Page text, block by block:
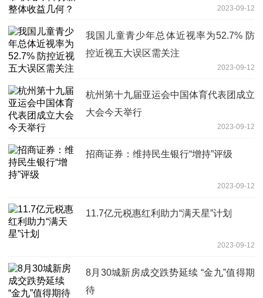
2023-09-12
我国儿童青少年总体近视率为52.7% 防
控近视五大误区需关注
2023-09-12
杭州第十九届亚运会中国体育代表团成立
大会今天举行
2023-09-12
招商证券：维持民生银行“增持”评级
2023-09-12
11.7亿元税惠红利助力“满天星”计划
2023-09-12
8月30城新房成交跌势延续 “金九”值得期
待